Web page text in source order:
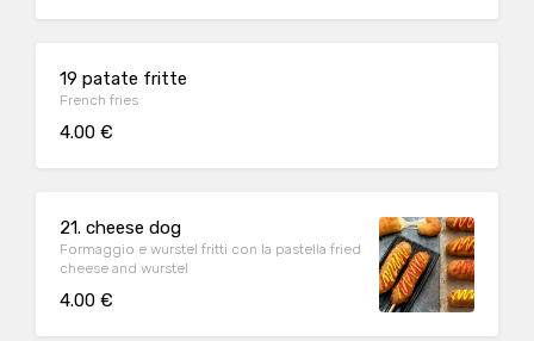
19 patate fritte
French fries
4.00 €
21. cheese dog
Formaggio e wurstel fritti con la pastella fried
cheese and wurstel
4.00 €